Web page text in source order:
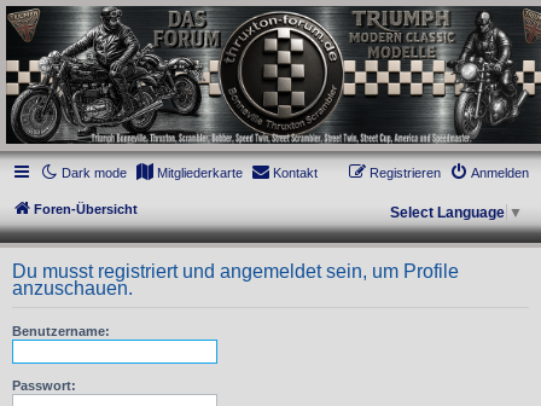
thruxton-forum.de
DAS FORUM! Alles rund um die Triumph Modern Classic Modelle. Das Forum für
die New Bonneville Baureihen ab BJ 2001. Triumph Bonneville, Thruxton,
Scrambler, Bobber, Speed Twin, Street Scrambler, Street Twin, Street Cup, America
und Speedmaster.
Dark mode
Mitgliederkarte Kontakt Anmelden
Registrieren
Foren-Übersicht Select Language ▼
Du musst registriert und angemeldet sein, um Profile
anzuschauen.
Benutzername:
Passwort: